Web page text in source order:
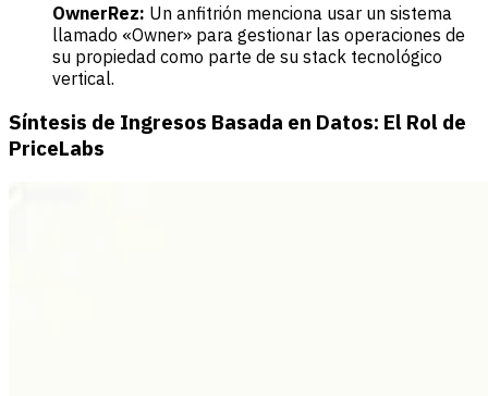
OwnerRez: Un anfitrión menciona usar un sistema
llamado «Owner» para gestionar las operaciones de
su propiedad como parte de su stack tecnológico
vertical.
Síntesis de Ingresos Basada en Datos: El Rol de
PriceLabs